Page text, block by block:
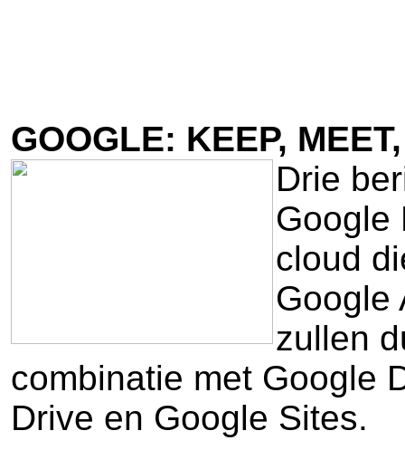
GOOGLE: KEEP,
Drie
Google
cloud
Google
zullen
combinatie met Google
Drive en Google Sites.